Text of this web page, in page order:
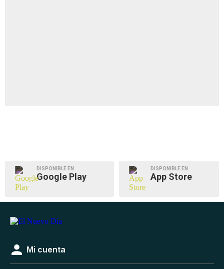
DISPONIBLE EN
Google Play
DISPONIBLE EN
App Store
Mi cuenta